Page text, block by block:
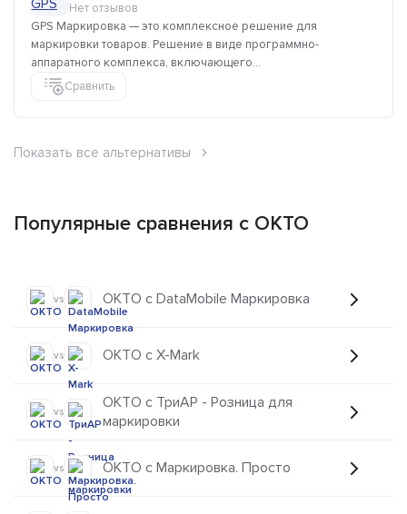
Нет отзывов
GPS Маркировка — это комплексное решение для
маркировки товаров. Решение в виде программно-
аппаратного комплекса, включающего...
Сравнить
Показать все альтернативы
Популярные сравнения с ОКТО
vs ОКТО с DataMobile Маркировка
vs ОКТО с X-Mark
vs
ОКТО с ТриАР - Розница для
маркировки
vs ОКТО с Маркировка. Просто